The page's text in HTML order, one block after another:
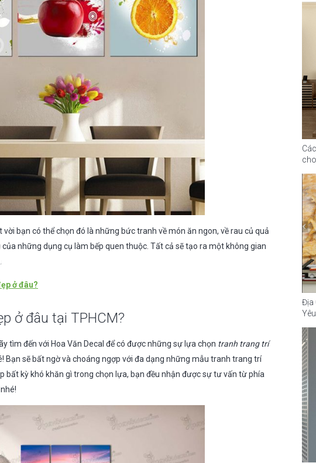
bạn có thể chọn đó là những bức tranh về món ăn ngon, về rau củ quả
những dụng cụ làm bếp quen thuộc. Tất cả sẽ tạo ra một không gian
ở đâu?
ở đâu tại TPHCM?
tìm đến với Hoa Văn Decal để có được những sự lựa chọn tranh trang trí
Bạn sẽ bất ngờ và choáng ngợp với đa dạng những mẫu tranh trang trí
bất kỳ khó khăn gì trong chọn lựa, bạn đều nhận được sự tư vấn từ phía
Địa